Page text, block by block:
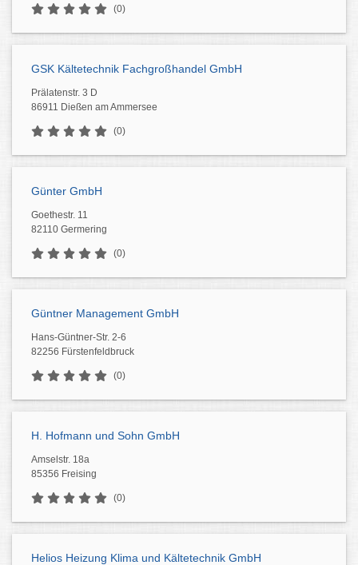
(0)
GSK Kältetechnik Fachgroßhandel GmbH
Prälatenstr. 3 D
86911 Dießen am Ammersee
(0)
Günter GmbH
Goethestr. 11
82110 Germering
(0)
Güntner Management GmbH
Hans-Güntner-Str. 2-6
82256 Fürstenfeldbruck
(0)
H. Hofmann und Sohn GmbH
Amselstr. 18a
85356 Freising
(0)
Helios Heizung Klima und Kältetechnik GmbH